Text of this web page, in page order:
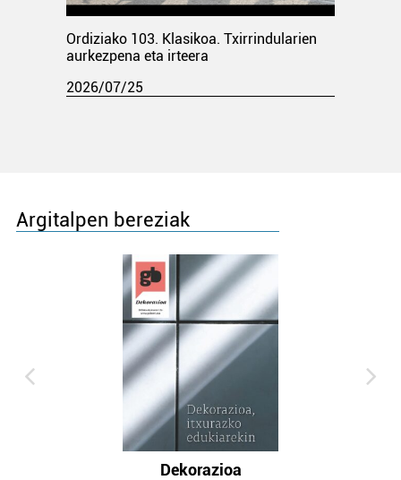
Ordiziako 103. Klasikoa. Txirrindularien
aurkezpena eta irteera
2026/07/25
Argitalpen bereziak
Dekorazioa